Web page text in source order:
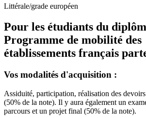
Littérale/grade européen
Pour les étudiants du
Programme de mobilité des
établissements français
Vos modalités d'acquisition :
Assiduité, participation, réalisation des
(50% de la note). Il y aura également un
parcours et un projet final (50% de la note).